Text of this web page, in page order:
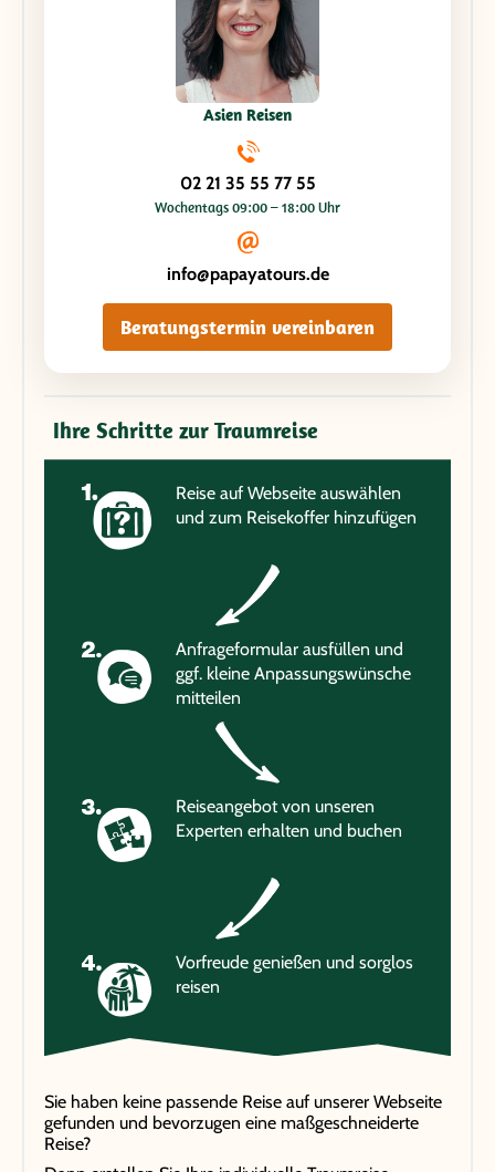
Asien Reisen
02 21 35 55 77 55
Wochentags 09:00 – 18:00 Uhr
info@papayatours.de
Beratungstermin vereinbaren
Ihre Schritte zur Traumreise
Reise auf Webseite auswählen
und zum Reisekoffer hinzufügen
Anfrageformular ausfüllen und
ggf. kleine Anpassungswünsche
mitteilen
Reiseangebot von unseren
Experten erhalten und buchen
Vorfreude genießen und sorglos
reisen
Sie haben keine passende Reise auf unserer Webseite
gefunden und bevorzugen eine maßgeschneiderte
Reise?